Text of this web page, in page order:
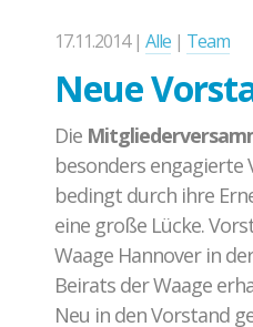
17.11.2014 | Alle | Team
Neue
Die
besonders engagierte
bedingt durch ihre
eine große Lücke.
Waage Hannover in
Beirats der Waage
Neu in den Vorstand